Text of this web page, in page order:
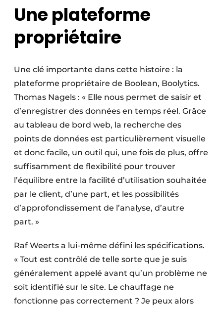
Une plateforme
propriétaire
Une clé importante dans cette histoire : la
plateforme propriétaire de Boolean, Boolytics.
Thomas Nagels : « Elle nous permet de saisir et
d’enregistrer des données en temps réel. Grâce
au tableau de bord web, la recherche des
points de données est particulièrement visuelle
et donc facile, un outil qui, une fois de plus, offre
suffisamment de flexibilité pour trouver
l’équilibre entre la facilité d’utilisation souhaitée
par le client, d’une part, et les possibilités
d’approfondissement de l’analyse, d’autre
part. »
Raf Weerts a lui-même défini les spécifications.
« Tout est contrôlé de telle sorte que je suis
généralement appelé avant qu’un problème ne
soit identifié sur le site. Le chauffage ne
fonctionne pas correctement ? Je peux alors